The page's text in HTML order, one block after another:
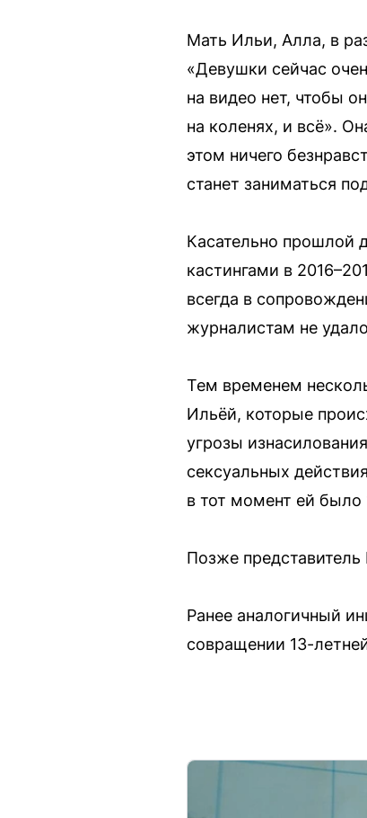
Мать Ильи, Алла, в
«Девушки сейчас
на видео нет, чтобы
на коленях, и всё».
этом ничего
станет заниматься
Касательно прошлой
кастингами в
всегда в
журналистам не
Тем временем
Ильёй, которые
угрозы
сексуальных
в тот момент ей было
Позже
Ранее аналогичный
совращении 13-